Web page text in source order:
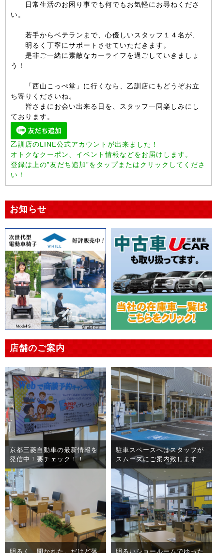
日常生活のお困り事でも何でもお気軽にお尋ねくださ
い。
若手からベテランまで、心優しいスタッフ１４名が、
明るく丁寧にサポートさせていただきます。
是非ご一緒に素敵なカーライフを過ごしていきましょ
う！
「西山こっぺ堂」に行くなら、乙訓店にもどうぞお立
ち寄りくださいね。
皆さまにお会い出来る日を、スタッフ一同楽しみにし
ております。
乙訓店のLINE公式アカウントが出来ました！
オトクなクーポン、イベント情報などをお届けします。
登録は上の”友だち追加”をタップまたはクリックしてくださ
い！
お知らせ
店舗のご案内
乙訓店サイネージ
京都三菱自動車の最新情報を
発信中！要チェック！！
駐車スペースへはスタッフが
スムーズにご案内致します
商談スペース
明るく、開かれた。だけど落 明るいショールームでゆった